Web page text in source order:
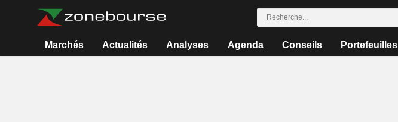
Marchés Actualités Analyses Agenda Conseils Portefeuilles